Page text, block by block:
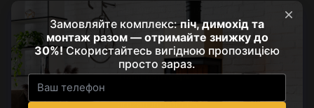
Повна версія сайту
Комфорт вашого дому - наша мета!
© 2021 - 2026 by HRUBA
Наші партнери:
prozarium.com.ua